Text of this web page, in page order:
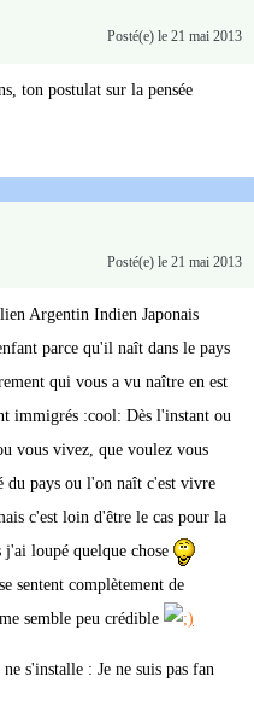
Posté(e) le 21 mai 2013
ton postulat sur la pensée
Posté(e) le 21 mai 2013
Argentin Indien Japonais
parce qu'il naît dans le pays
qui vous a vu naître en est
immigrés :cool: Dès l'instant ou
vous vivez, que voulez vous
du pays ou l'on naît c'est vivre
c'est loin d'être le cas pour la
loupé quelque chose
sentent complètement de
semble peu crédible
s'installe : Je ne suis pas fan